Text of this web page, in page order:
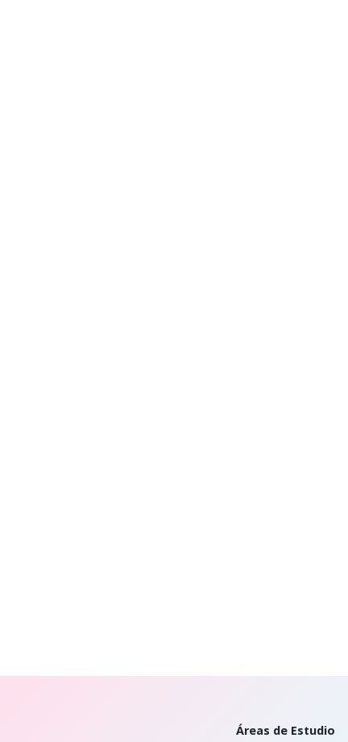
Áreas de Estudio